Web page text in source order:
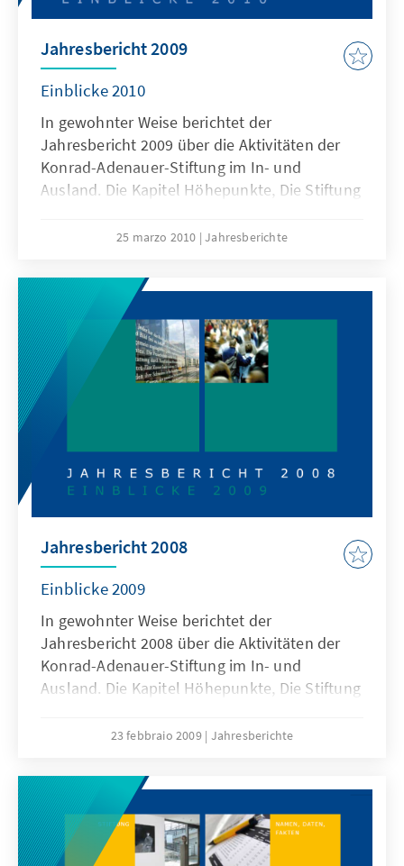
Jahresbericht 2009
Einblicke 2010
In gewohnter Weise berichtet der
Jahresbericht 2009 über die Aktivitäten der
Konrad-Adenauer-Stiftung im In- und
Ausland. Die Kapitel Höhepunkte, Die Stiftung
Namen und Fakten sowie den
über Wissenswertes und Interessantes aus
der Stiftung. Der Jahresbericht wird ergänzt
durch die Kapitel „Einblicke 2010“ mit
Beiträgen von Mitarbeiterinnen und
Mitarbeitern der Stiftung, die das inhaltliche,
wissenschaftliche und politische
25 marzo 2010 Jahresberichte
Jahresbericht 2008
Einblicke 2009
In gewohnter Weise berichtet der
Jahresbericht 2008 über die Aktivitäten der
Konrad-Adenauer-Stiftung im In- und
Ausland. Die Kapitel Höhepunkte, Die Stiftung
Namen und Fakten sowie den
über Wissenswertes und Interessantes aus
der Stiftung. Der Jahresbericht wird ergänzt
durch die Kapitel „Einblicke 2008/2009“ mit
Beiträgen von Mitarbeiterinnen und
23 febbraio 2009 Jahresberichte